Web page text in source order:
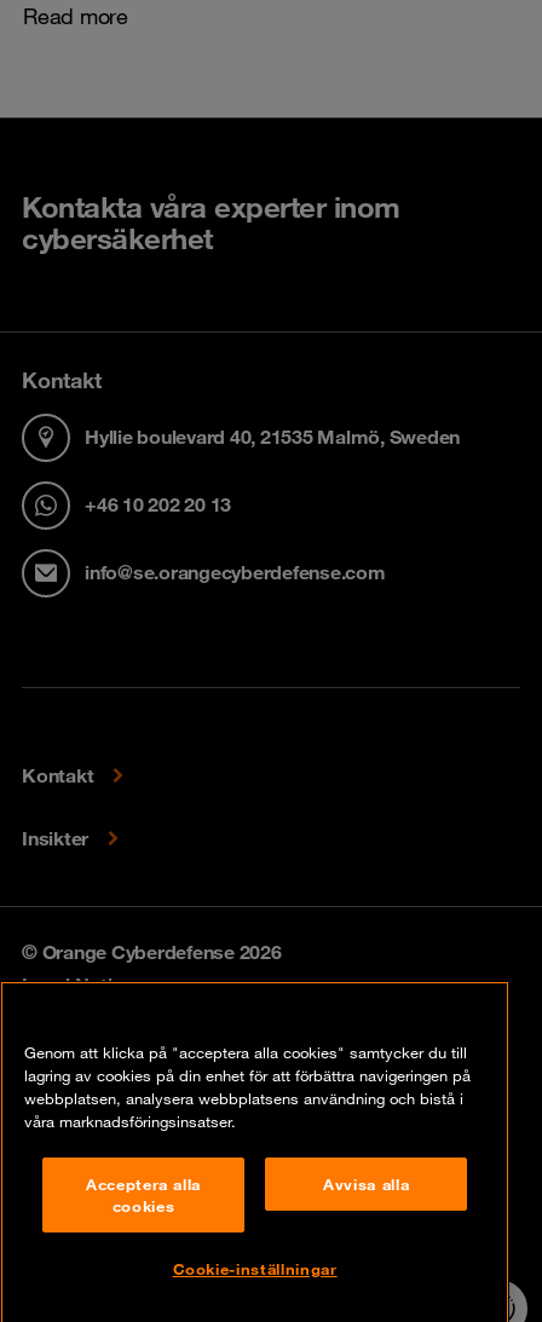
Read more
Kontakta våra experter inom
cybersäkerhet
Kontakt
Hyllie boulevard 40, 21535 Malmö, Sweden
+46 10 202 20 13
info@se.orangecyberdefense.com
Kontakt
Insikter
© Orange Cyberdefense 2026
Legal Notice
Vulnerability policy
Compliance
Genom att klicka på "acceptera alla cookies" samtycker du till
lagring av cookies på din enhet för att förbättra navigeringen på
webbplatsen, analysera webbplatsens användning och bistå i
våra marknadsföringsinsatser.
Acceptera alla
cookies
Avvisa alla
Cookie-inställningar